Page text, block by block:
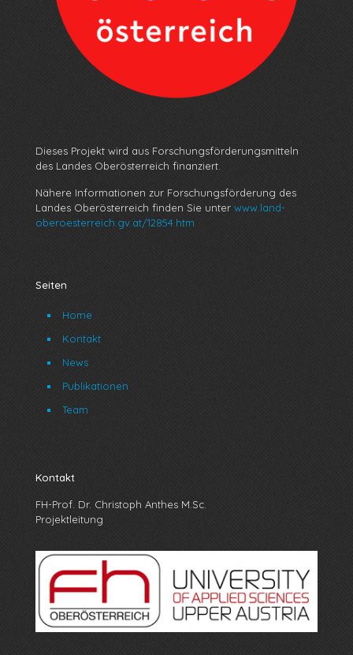
Dieses Projekt wird aus Forschungsförderungsmitteln
des Landes Oberösterreich finanziert.
Nähere Informationen zur Forschungsförderung des
Landes Oberösterreich finden Sie unter www.land-
oberoesterreich.gv.at/12854.htm
Seiten
Home
Kontakt
News
Publikationen
Team
Kontakt
FH-Prof. Dr. Christoph Anthes M.Sc.
Projektleitung